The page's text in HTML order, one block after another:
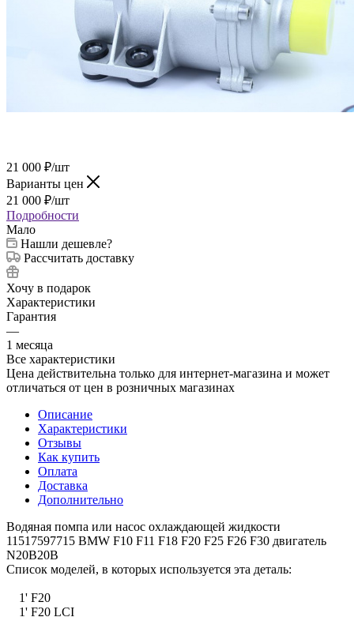
21 000 ₽/шт
Варианты цен
21 000 ₽/шт
Подробности
Мало
Нашли дешевле?
Рассчитать доставку
Хочу в подарок
Характеристики
Гарантия
—
1 месяца
Все характеристики
Цена действительна только для интернет-магазина и может
отличаться от цен в розничных магазинах
Описание
Характеристики
Отзывы
Как купить
Оплата
Доставка
Дополнительно
Водяная помпа или насос охлаждающей жидкости
11517597715 BMW F10 F11 F18 F20 F25 F26 F30 двигатель
N20B20B
Список моделей, в которых используется эта деталь:
1' F20
1' F20 LCI